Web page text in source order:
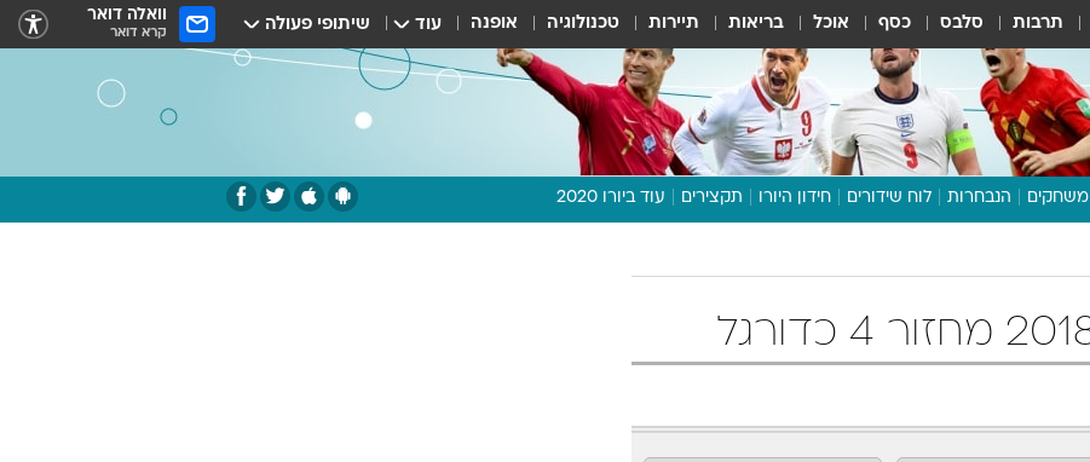
תרבות סלבס כסף אוכל בריאות תיירות טכנולוגיה אופנה עוד שיתופי פעולה וואלה דואר
קרא דואר
משחקים הנבחרות לוח שידורים חידון היורו תקצירים עוד ביורו 2020
תכנית היורו